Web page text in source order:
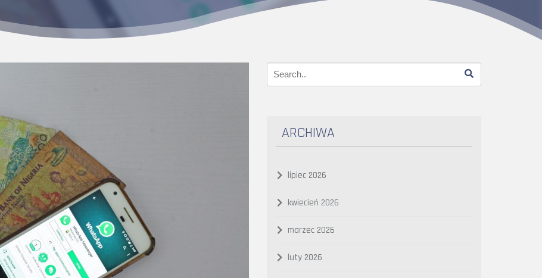
ARCHIWA
lipiec 2026
kwiecień 2026
marzec 2026
luty 2026